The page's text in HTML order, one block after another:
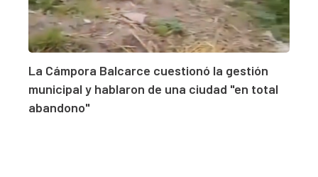
La Cámpora Balcarce cuestionó la gestión
municipal y hablaron de una ciudad "en total
abandono"